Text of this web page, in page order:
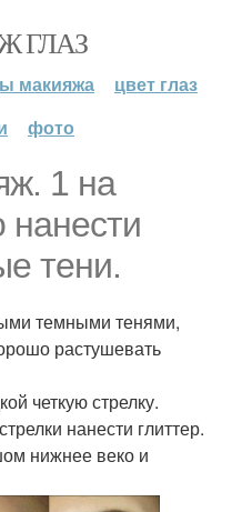
ГЛАЗ
макияжа
цвет глаз
фото
1 на
нанести
тени.
темными тенями,
растушевать
четкую стрелку.
нанести глиттер.
нижнее веко и